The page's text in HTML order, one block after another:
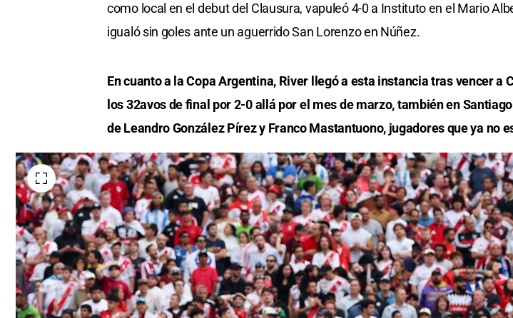
como local en el debut del Clausura, vapuleó 4-0 a Instituto en el Mario
igualó sin goles ante un aguerrido San Lorenzo en Núñez.
En cuanto a la Copa Argentina, River llegó a esta instancia tras vencer a
los 32avos de final por 2-0 allá por el mes de marzo, también en
de Leandro González Pírez y Franco Mastantuono, jugadores que ya no